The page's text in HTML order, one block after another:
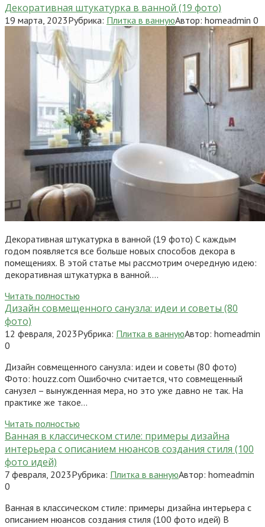
Декоративная штукатурка в ванной (19 фото)
19 марта, 2023Рубрика: Плитка в ваннуюАвтор: homeadmin 0
Декоративная штукатурка в ванной (19 фото) С каждым
годом появляется все больше новых способов декора в
помещениях. В этой статье мы рассмотрим очередную идею:
декоративная штукатурка в ванной….
Читать полностью
Дизайн совмещенного санузла: идеи и советы (80
фото)
12 февраля, 2023Рубрика: Плитка в ваннуюАвтор: homeadmin
0
Дизайн совмещенного санузла: идеи и советы (80 фото)
Фото: houzz.com Ошибочно считается, что совмещенный
санузел – вынужденная мера, но это уже давно не так. На
практике же такое…
Читать полностью
Ванная в классическом стиле: примеры дизайна
интерьера с описанием нюансов создания стиля (100
фото идей)
7 февраля, 2023Рубрика: Плитка в ваннуюАвтор: homeadmin
0
Ванная в классическом стиле: примеры дизайна интерьера с
описанием нюансов создания стиля (100 фото идей) В